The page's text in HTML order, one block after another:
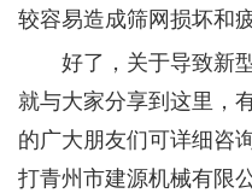
较容易造成筛网损坏和疲
好了，关于导致新型
就与大家分享到这里，
的广大朋友们可详细咨
打青州市建源机械有限